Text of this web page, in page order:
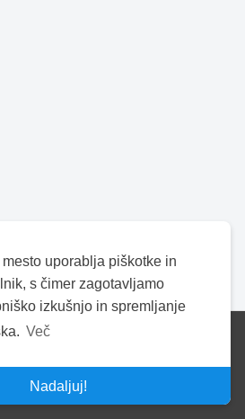
uporablja piškotke in
s čimer zagotavljamo
izkušnjo in spremljanje
Več
Nadaljuj!
pridržane.
Piškotki